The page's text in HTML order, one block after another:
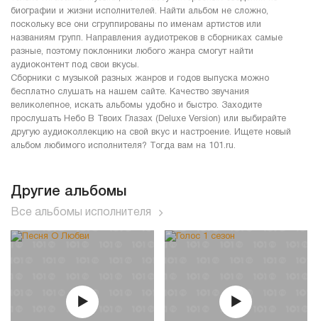
биографии и жизни исполнителей. Найти альбом не сложно,
поскольку все они сгруппированы по именам артистов или
названиям групп. Направления аудиотреков в сборниках самые
разные, поэтому поклонники любого жанра смогут найти
аудиоконтент под свои вкусы.
Сборники с музыкой разных жанров и годов выпуска можно
бесплатно слушать на нашем сайте. Качество звучания
великолепное, искать альбомы удобно и быстро. Заходите
прослушать Небо В Твоих Глазах (Deluxe Version) или выбирайте
другую аудиоколлекцию на свой вкус и настроение. Ищете новый
альбом любимого исполнителя? Тогда вам на 101.ru.
Другие альбомы
Все альбомы исполнителя